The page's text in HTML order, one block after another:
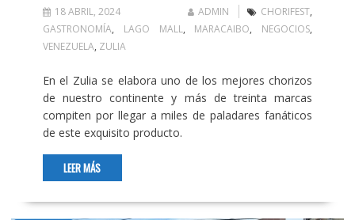
18 ABRIL, 2024 ADMIN CHORIFEST,
GASTRONOMÍA, LAGO MALL, MARACAIBO, NEGOCIOS,
VENEZUELA, ZULIA
En el Zulia se elabora uno de los mejores chorizos
de nuestro continente y más de treinta marcas
compiten por llegar a miles de paladares fanáticos
de este exquisito producto.
LEER MÁS